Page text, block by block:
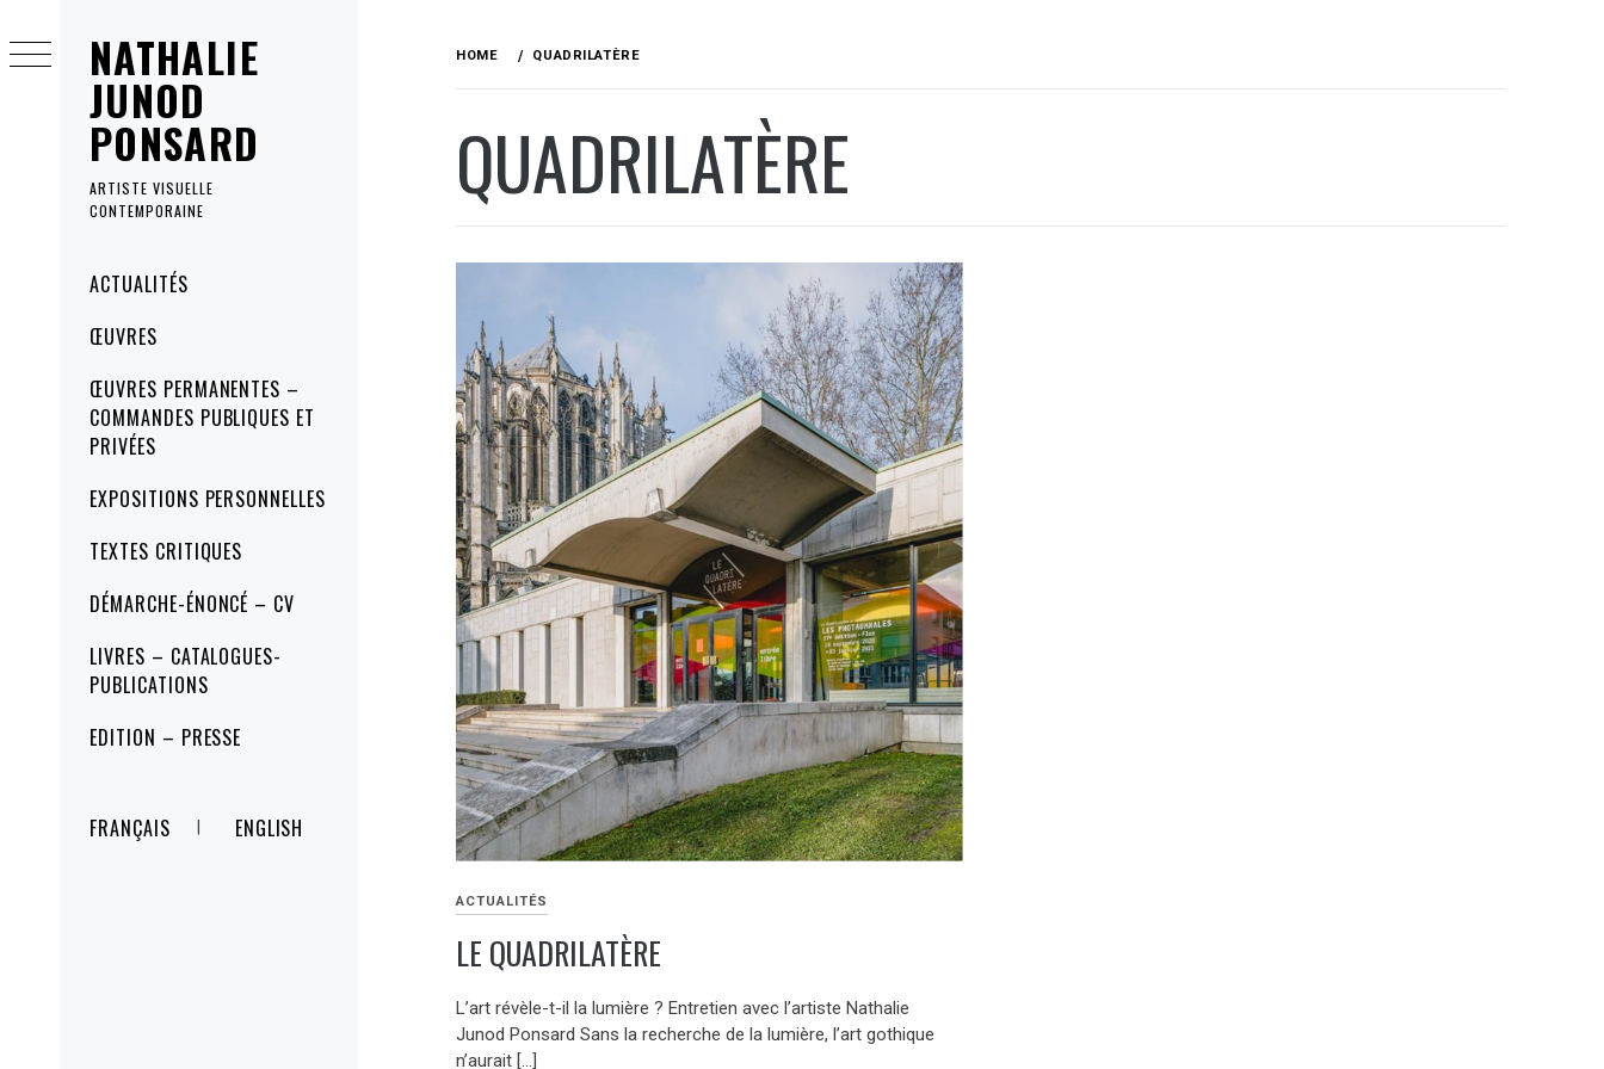
NATHALIE
JUNOD
PONSARD
ARTISTE VISUELLE
CONTEMPORAINE
MenuACTUALITÉS
ŒUVRES
ŒUVRES PERMANENTES –
COMMANDES PUBLIQUES ET
PRIVÉES
EXPOSITIONS PERSONNELLES
TEXTES CRITIQUES
DÉMARCHE-ÉNONCÉ – CV
LIVRES – CATALOGUES-
PUBLICATIONS
EDITION – PRESSE
FRANÇAIS ENGLISH
to
content
HOME QUADRILATÈRE
QUADRILATÈRE
ACTUALITÉS
LE QUADRILATÈRE
L’art révèle-t-il la lumière ? Entretien avec l’artiste Nathalie
Junod Ponsard Sans la recherche de la lumière, l’art gothique
n’aurait […]